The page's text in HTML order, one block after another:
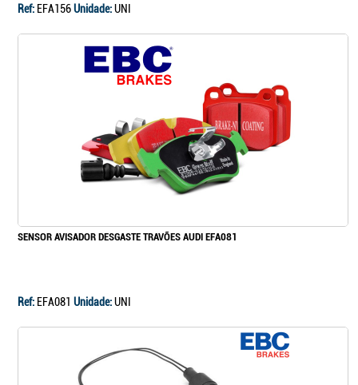
Ref: EFA156Unidade:UNI
SENSOR AVISADOR DESGASTE TRAVÕES AUDI EFA081
Ref: EFA081 Unidade:UNI